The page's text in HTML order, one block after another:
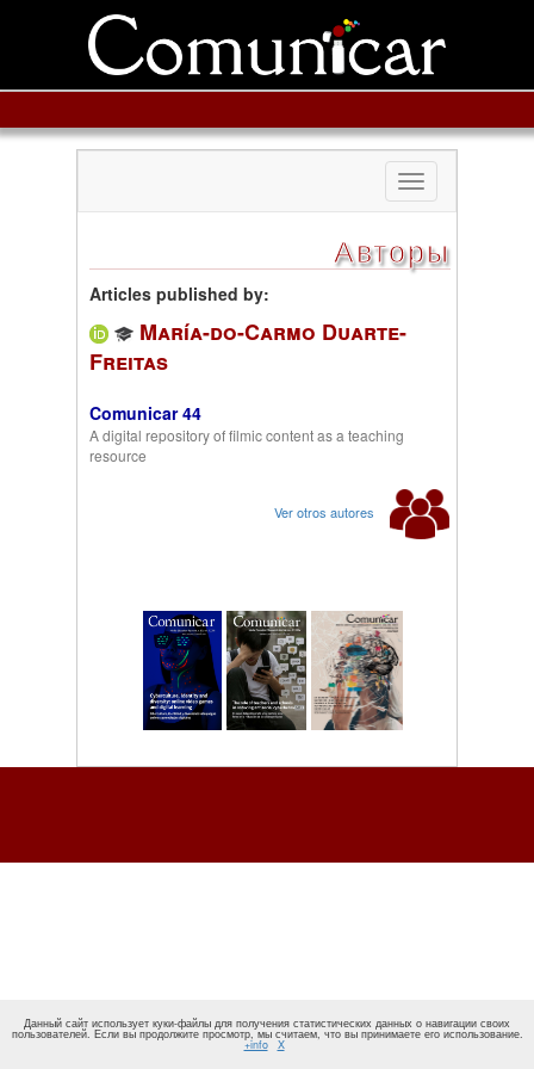
Toggle
navigation
Авторы
Articles published by:
María-do-Carmo Duarte-
Freitas
Comunicar 44
A digital repository of filmic content as a teaching
resource
Ver otros autores
Данный сайт использует куки-файлы для получения статистических данных о навигации своих
пользователей. Если вы продолжите просмотр, мы считаем, что вы принимаете его использование.
+info X